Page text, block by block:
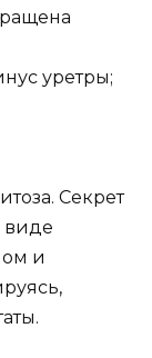
уретры;
Секрет
виде
и